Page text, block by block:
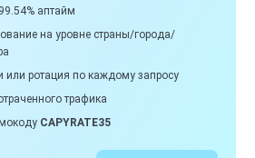
аптайм
на уровне страны/города/
или ротация по каждому запросу
трафика
CAPYRATE35